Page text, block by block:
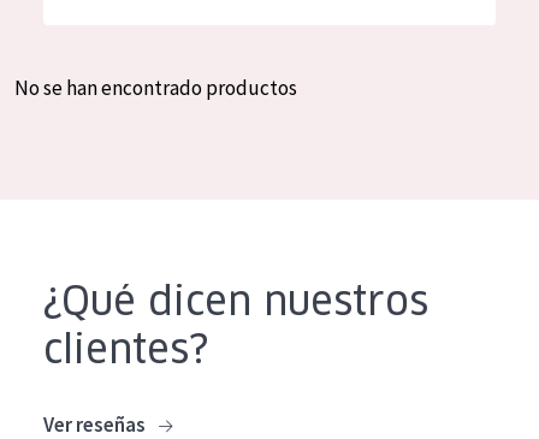
Crema de día
Crema de noche
Spanish
No se han encontrado productos
¿Qué dicen nuestros
clientes?
Ver reseñas